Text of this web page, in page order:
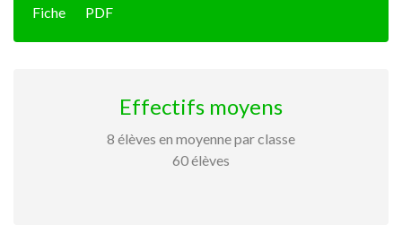
Fiche PDF
Effectifs moyens
8 élèves en moyenne par classe
60 élèves